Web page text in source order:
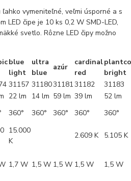
vymeniteľné, veľmi úsporné a s
LED čipe je 10 ks 0,2 W SMD-LED,
svetlo. Rôzne LED čipy možno
blue
light
ultra
blue
azúr
cardinal
red
bright
31157 311803118131182
31183
22 lm 14 lm 59 lm 39 lm
52 lm
360° 360° 360° 360° 360°
15.000
K
2.609 K
5.105 K
1,7 W 1,5 W 1,5 W 1,5 W
1,5 W